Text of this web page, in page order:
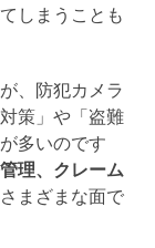
しまうことも
、防犯カメラ
策」や「盗難
多いのです
理、クレーム
まざまな面で